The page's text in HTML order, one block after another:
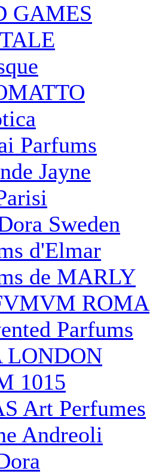
GAMES
Parfums
Jayne
Sweden
d'Elmar
de MARLY
ROMA
Parfums
LONDON
1015
Art Perfumes
Andreoli